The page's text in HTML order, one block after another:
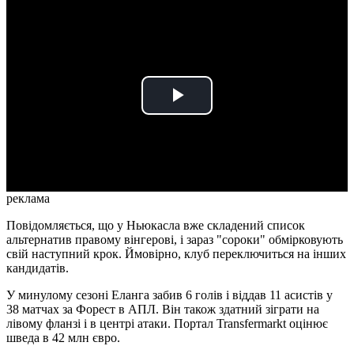
Play
реклама
Повідомляється, що у Ньюкасла вже складений список
альтернатив правому вінгерові, і зараз "сороки" обмірковують
свій наступний крок. Ймовірно, клуб переключиться на інших
кандидатів.
У минулому сезоні Еланга забив 6 голів і віддав 11 асистів у
38 матчах за Форест в АПЛ. Він також здатний зіграти на
лівому фланзі і в центрі атаки. Портал Transfermarkt оцінює
шведа в 42 млн євро.